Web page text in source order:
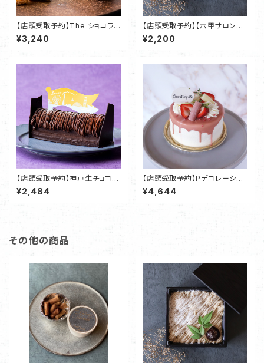
【店頭受取予約】The ショコラシ
ョコラ
¥3,240
【店頭受取予約】【六甲サロン限
定】暁モンブラン・神戸Chocola
tRepublic
¥2,200
【店頭受取予約】神戸生チョコモ
ンブラン -アニバーサリー-（２~
４名様用）・神戸ChocolatReP
ublic
¥2,484
【店頭受取予約】Pデコレーショ
ンケーキ ショートケーキタイ
プ・神戸ChocolatRepublic
¥4,644
その他の商品